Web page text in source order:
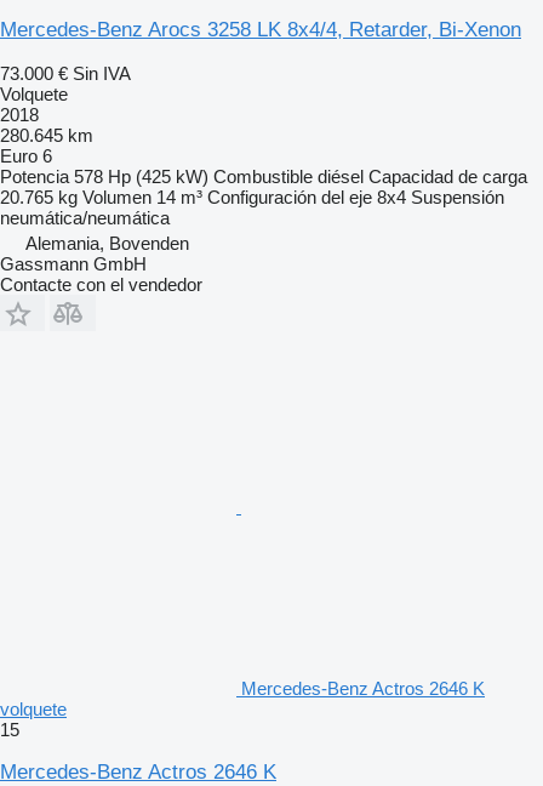
Mercedes-Benz Arocs 3258 LK 8x4/4, Retarder, Bi-Xenon
73.000 € Sin IVA
Volquete
2018
280.645 km
Euro 6
Potencia 578 Hp (425 kW) Combustible diésel Capacidad de carga
20.765 kg Volumen 14 m³ Configuración del eje 8x4 Suspensión
neumática/neumática
Alemania, Bovenden
Gassmann GmbH
Contacte con el vendedor
Mercedes-Benz Actros 2646 K
volquete
15
Mercedes-Benz Actros 2646 K